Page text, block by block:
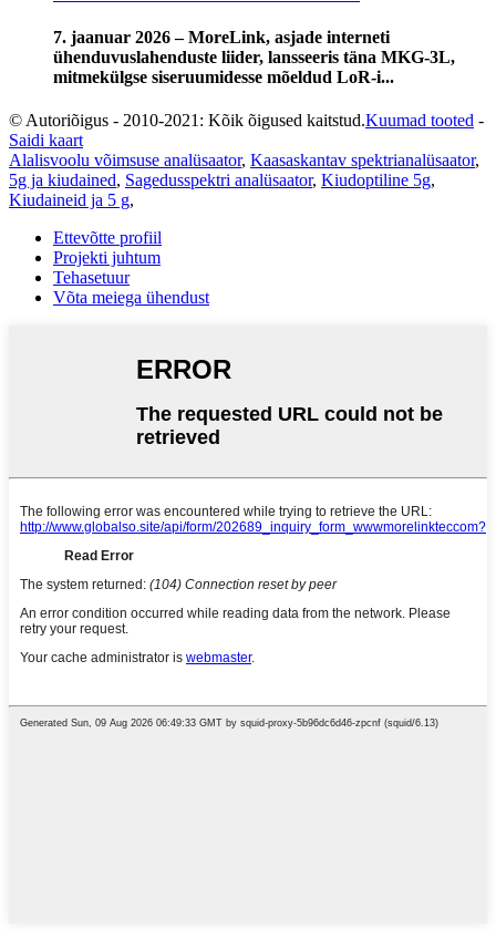
7. jaanuar 2026 – MoreLink, asjade interneti
ühenduvuslahenduste liider, lansseeris täna MKG-3L,
mitmekülgse siseruumidesse mõeldud LoR-i...
© Autoriõigus - 2010-2021: Kõik õigused kaitstud.Kuumad tooted -
Saidi kaart
Alalisvoolu võimsuse analüsaator, Kaasaskantav spektrianalüsaator,
5g ja kiudained, Sagedusspektri analüsaator, Kiudoptiline 5g,
Kiudaineid ja 5 g,
Ettevõtte profiil
Projekti juhtum
Tehasetuur
Võta meiega ühendust